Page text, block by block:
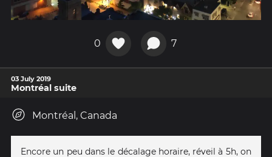
0 7
03 July 2019
Montréal suite
Montréal, Canada
Encore un peu dans le décalage horaire, réveil à 5h, on